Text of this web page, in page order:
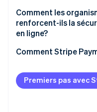
Comment les
renforcent-ils la
en ligne?
Comment Stripe
Premiers pas avec